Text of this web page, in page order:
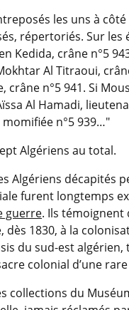
les uns à
répertoriés. Sur les
Kedida, crâne n°5
Al Titraoui,
crâne n°5 941. Si
Al Hamadi,
n°5 939…"
Algériens au total.
Algériens décapités
furent longtemps
guerre. Ils témoignent
dès 1830, à la
du sud-est algérien,
colonial d’une
collections du